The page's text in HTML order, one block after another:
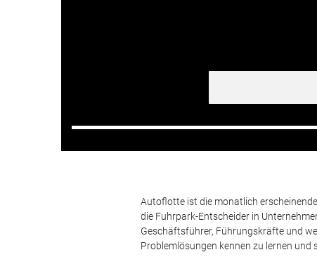
Autoflotte ist die monatlich
die Fuhrpark-Entscheider in
Geschäftsführer, Führungskräfte und
Problemlösungen kennen zu lernen